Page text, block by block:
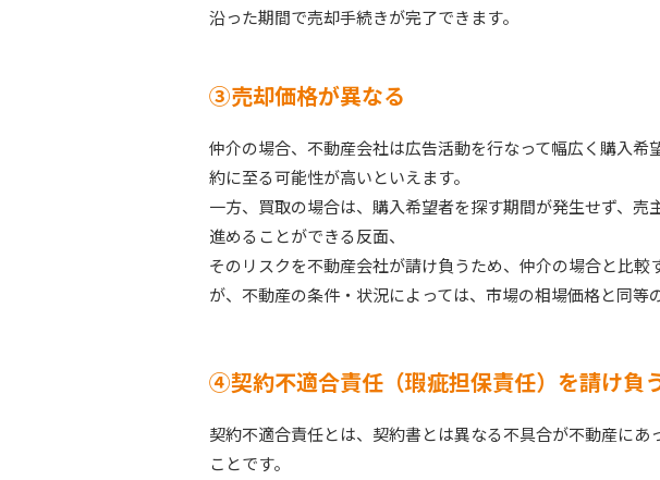
沿った期間で売却手続きが完了できます。
③売却価格が異なる
仲介の場合、不動産会社は広告活動を行なって幅広く購入
約に至る可能性が高いといえます。
一方、買取の場合は、購入希望者を探す期間が発生せず、売
進めることができる反面、
そのリスクを不動産会社が請け負うため、仲介の場合と比
が、不動産の条件・状況によっては、市場の相場価格と同等
④契約不適合責任（瑕疵担保責任）を請け負
契約不適合責任とは、契約書とは異なる不具合が不動産に
ことです。